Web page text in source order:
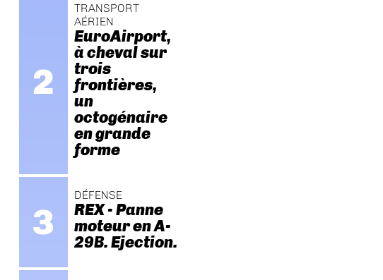
TRANSPORT
AÉRIEN
EuroAirport,
à cheval sur
trois
frontières,
un
octogénaire
en grande
forme
DÉFENSE
REX - Panne
moteur en A-
29B. Ejection.